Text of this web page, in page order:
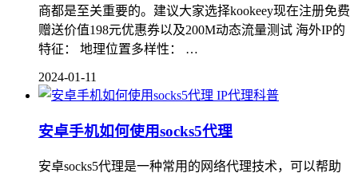
商都是至关重要的。建议大家选择kookeey现在注册免费
赠送价值198元优惠券以及200M动态流量测试 海外IP的
特征： 地理位置多样性： …
2024-01-11
IP代理科普
安卓手机如何使用socks5代理
安卓socks5代理是一种常用的网络代理技术，可以帮助